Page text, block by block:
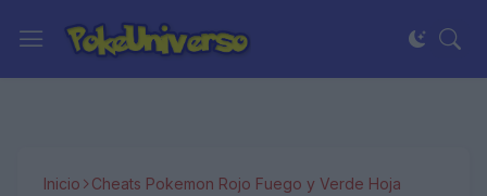
Inicio Cheats Pokemon Rojo Fuego y Verde Hoja